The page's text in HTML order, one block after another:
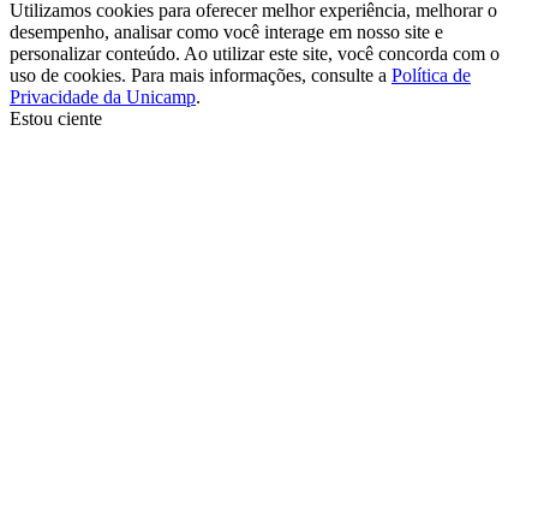
Utilizamos cookies para oferecer melhor experiência, melhorar o
desempenho, analisar como você interage em nosso site e
personalizar conteúdo. Ao utilizar este site, você concorda com o
uso de cookies. Para mais informações, consulte a Política de
Privacidade da Unicamp.
Estou ciente